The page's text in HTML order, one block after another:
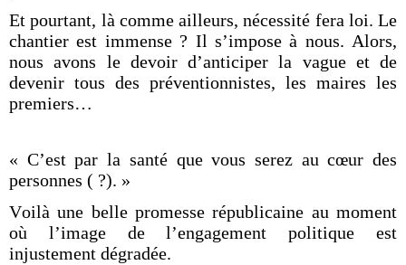
Et pourtant, là comme ailleurs, nécessité fera loi. Le
chantier est immense ? Il s’impose à nous. Alors,
nous avons le devoir d’anticiper la vague et de
devenir tous des préventionnistes, les maires les
premiers…
« C’est par la santé que vous serez au cœur des
personnes ( ?). »
Voilà une belle promesse républicaine au moment
où l’image de l’engagement politique est
injustement dégradée.